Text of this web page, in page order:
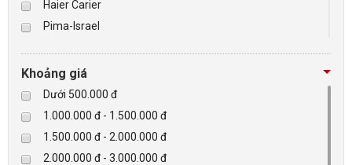
Haier Carier
Pima-Israel
Checkpoint
Paradox-Canada
D-max
HIKVISON
Eguard
Khoảng giá
Dưới 500.000 đ
1.000.000 đ - 1.500.000 đ
1.500.000 đ - 2.000.000 đ
2.000.000 đ - 3.000.000 đ
LIÊN HỆ